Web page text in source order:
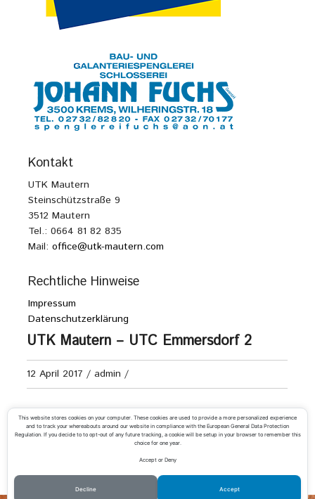
Kontakt
UTK Mautern
Steinschützstraße 9
3512 Mautern
Tel.: 0664 81 82 835
Mail: office@utk-mautern.com
Rechtliche Hinweise
Impressum
Datenschutzerklärung
UTK Mautern – UTC Emmersdorf 2
12 April 2017 / admin /
Burschen U15 Kreisliga B
UTK Mautern – UTC Hoheneich
UTK Mautern 2 – TC Paudorf 2
This website stores cookies on your computer. These cookies are used to provide a more personalized experience
and to track your whereabouts around our website in compliance with the European General Data Protection
Regulation. If you decide to to opt-out of any future tracking, a cookie will be setup in your browser to remember this
choice for one year.
Accept or Deny
Decline Accept